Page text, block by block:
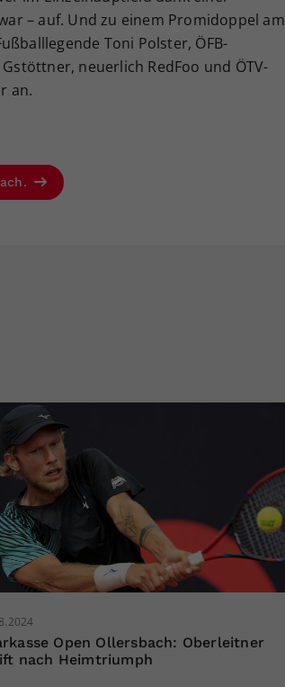
– auf. Und zu einem Promidoppel am
Toni Polster, ÖFB-
neuerlich RedFoo und ÖTV-
an.
Open Ollersbach: Oberleitner
nach Heimtriumph